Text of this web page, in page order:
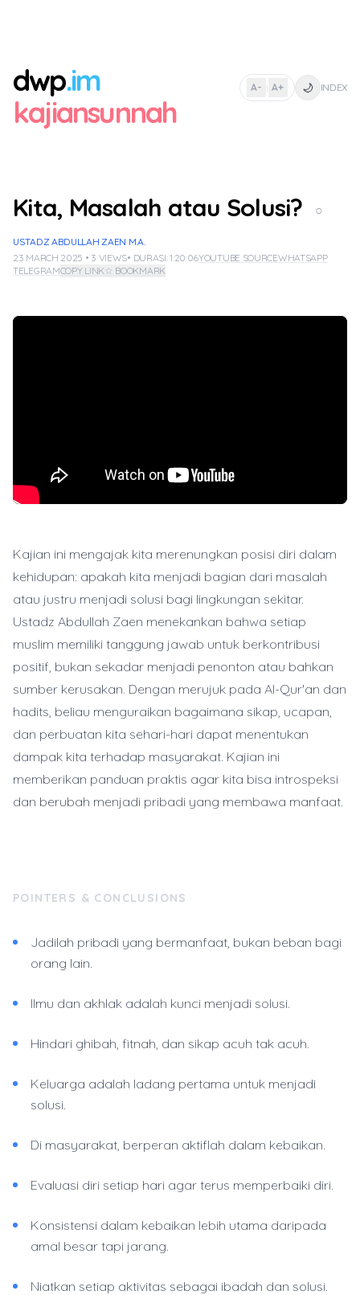
dwp.im
kajiansunnah
A- | A+ 🌙 INDEX
Kita, Masalah atau Solusi? ○
USTADZ ABDULLAH ZAEN M.A.
23 MARCH 2025 • 3 VIEWS• DURASI: 1:20:06YOUTUBE SOURCEWHATSAPP
TELEGRAMCOPY LINK☆ BOOKMARK
Kajian ini mengajak kita merenungkan posisi diri dalam
kehidupan: apakah kita menjadi bagian dari masalah
atau justru menjadi solusi bagi lingkungan sekitar.
Ustadz Abdullah Zaen menekankan bahwa setiap
muslim memiliki tanggung jawab untuk berkontribusi
positif, bukan sekadar menjadi penonton atau bahkan
sumber kerusakan. Dengan merujuk pada Al-Qur'an dan
hadits, beliau menguraikan bagaimana sikap, ucapan,
dan perbuatan kita sehari-hari dapat menentukan
dampak kita terhadap masyarakat. Kajian ini
memberikan panduan praktis agar kita bisa introspeksi
dan berubah menjadi pribadi yang membawa manfaat.
POINTERS & CONCLUSIONS
Jadilah pribadi yang bermanfaat, bukan beban bagi
orang lain.
Ilmu dan akhlak adalah kunci menjadi solusi.
Hindari ghibah, fitnah, dan sikap acuh tak acuh.
Keluarga adalah ladang pertama untuk menjadi
solusi.
Di masyarakat, berperan aktiflah dalam kebaikan.
Evaluasi diri setiap hari agar terus memperbaiki diri.
Konsistensi dalam kebaikan lebih utama daripada
amal besar tapi jarang.
Niatkan setiap aktivitas sebagai ibadah dan solusi.